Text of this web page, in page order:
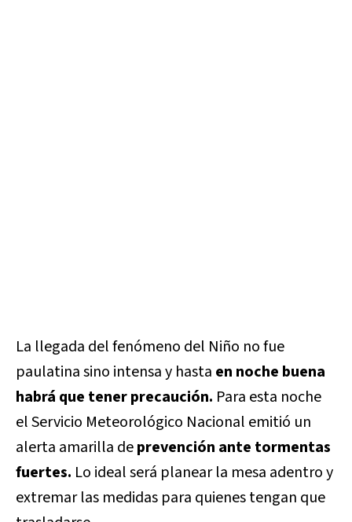
La llegada del fenómeno del Niño no fue
paulatina sino intensa y hasta en noche buena
habrá que tener precaución. Para esta noche
el Servicio Meteorológico Nacional emitió un
alerta amarilla deprevención ante tormentas
fuertes. Lo ideal será planear la mesa adentro y
extremar las medidas para quienes tengan que